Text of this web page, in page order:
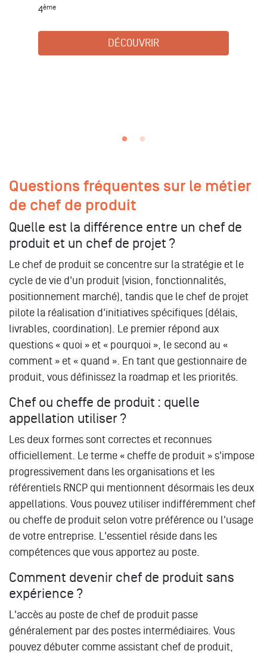
87% de nos
trouvent un emploi
Questions fréquentes sur le métier
de chef de produit
Quelle est la différence entre un chef de
produit et un chef de projet ?
Le chef de produit se concentre sur la stratégie et le
cycle de vie d'un produit (vision, fonctionnalités,
positionnement marché), tandis que le chef de projet
pilote la réalisation d'initiatives spécifiques (délais,
livrables, coordination). Le premier répond aux
questions « quoi » et « pourquoi », le second au «
comment » et « quand ». En tant que gestionnaire de
produit, vous définissez la roadmap et les priorités.
Chef ou cheffe de produit : quelle
appellation utiliser ?
Les deux formes sont correctes et reconnues
officiellement. Le terme « cheffe de produit » s'impose
progressivement dans les organisations et les
référentiels RNCP qui mentionnent désormais les deux
appellations. Vous pouvez utiliser indifféremment chef
ou cheffe de produit selon votre préférence ou l'usage
de votre entreprise. L'essentiel réside dans les
compétences que vous apportez au poste.
Comment devenir chef de produit sans
expérience ?
L'accès au poste de chef de produit passe
généralement par des postes intermédiaires. Vous
pouvez débuter comme assistant chef de produit,